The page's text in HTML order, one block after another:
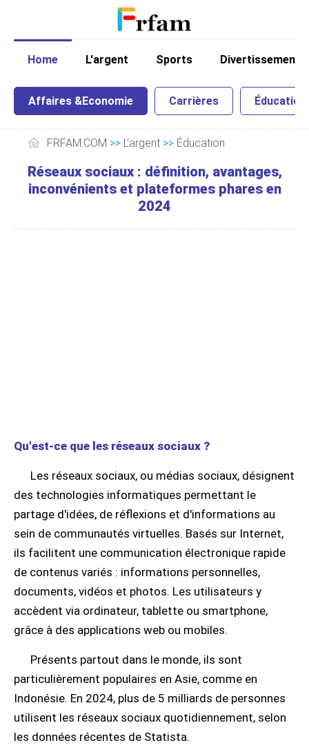
Home L'argent Sports Divertissement
Affaires &Economie Carrières Éducation
FRFAM.COM >> L'argent >> Éducation
Réseaux sociaux : définition, avantages,
inconvénients et plateformes phares en
2024
Qu'est-ce que les réseaux sociaux ?
Les réseaux sociaux, ou médias sociaux, désignent
des technologies informatiques permettant le
partage d'idées, de réflexions et d'informations au
sein de communautés virtuelles. Basés sur Internet,
ils facilitent une communication électronique rapide
de contenus variés : informations personnelles,
documents, vidéos et photos. Les utilisateurs y
accèdent via ordinateur, tablette ou smartphone,
grâce à des applications web ou mobiles.
Présents partout dans le monde, ils sont
particulièrement populaires en Asie, comme en
Indonésie. En 2024, plus de 5 milliards de personnes
utilisent les réseaux sociaux quotidiennement, selon
les données récentes de Statista.